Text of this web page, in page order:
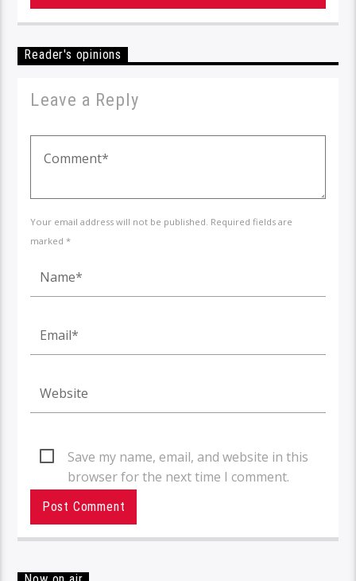
Reader's opinions
Leave a Reply
Your email address will not be published. Required fields are
marked *
Save my name, email, and website in this
browser for the next time I comment.